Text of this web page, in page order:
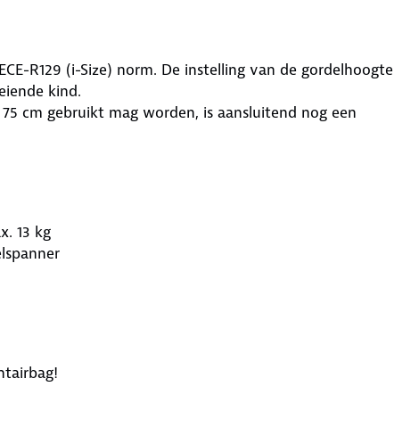
R129 (i-Size) norm. De instelling van de gordelhoogte
kind.
cm gebruikt mag worden, is aansluitend nog een
13 kg